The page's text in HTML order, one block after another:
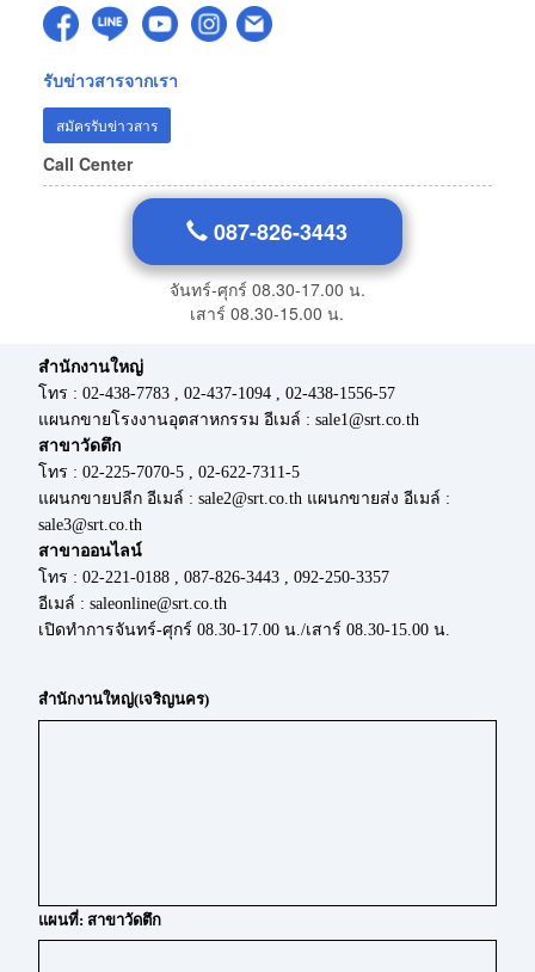
รับข่าวสารจากเรา
สมัครรับข่าวสาร
Call Center
087-826-3443
จันทร์-ศุกร์ 08.30-17.00 น.
เสาร์ 08.30-15.00 น.
สำนักงานใหญ่
โทร : 02-438-7783 , 02-437-1094 , 02-438-1556-57
แผนกขายโรงงานอุตสาหกรรม อีเมล์ : sale1@srt.co.th
สาขาวัดตึก
โทร : 02-225-7070-5 , 02-622-7311-5
แผนกขายปลีก อีเมล์ : sale2@srt.co.th แผนกขายส่ง อีเมล์ :
sale3@srt.co.th
สาขาออนไลน์
โทร : 02-221-0188 , 087-826-3443 , 092-250-3357
อีเมล์ : saleonline@srt.co.th
เปิดทำการจันทร์-ศุกร์ 08.30-17.00 น./เสาร์ 08.30-15.00 น.
สำนักงานใหญ่(เจริญนคร)
แผนที่: สาขาวัดตึก